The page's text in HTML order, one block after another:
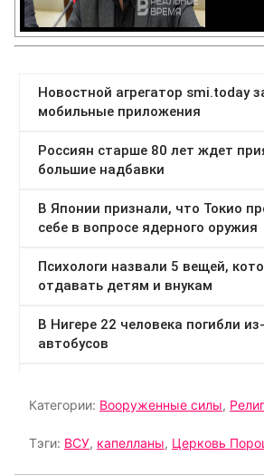
Категории: Вооруженные силы,
Тэги: ВСУ, капелланы, Церковь